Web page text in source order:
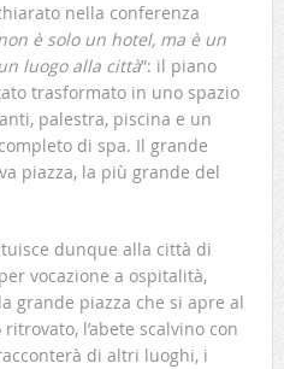
nella conferenza
è solo un hotel, ma è un
luogo alla città”: il piano
trasformato in uno spazio
palestra, piscina e un
di spa. Il grande
piazza, la più grande del
dunque alla città di
vocazione a ospitalità,
grande piazza che si apre al
l’abete scalvino con
di altri luoghi, i